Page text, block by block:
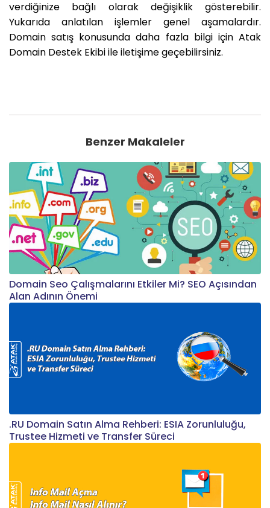
verdiğinize bağlı olarak değişiklik gösterebilir.
Yukarıda anlatılan işlemler genel aşamalardır.
Domain satış konusunda daha fazla bilgi için Atak
Domain Destek Ekibi ile iletişime geçebilirsiniz.
Benzer Makaleler
Domain Seo Çalışmalarını Etkiler Mi? SEO Açısından
Alan Adının Önemi
.RU Domain Satın Alma Rehberi: ESIA Zorunluluğu,
Trustee Hizmeti ve Transfer Süreci